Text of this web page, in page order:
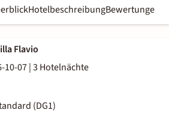
HotelbeschreibungBewertungen
Flavio
10-07|3 Hotelnächte
(DG1)